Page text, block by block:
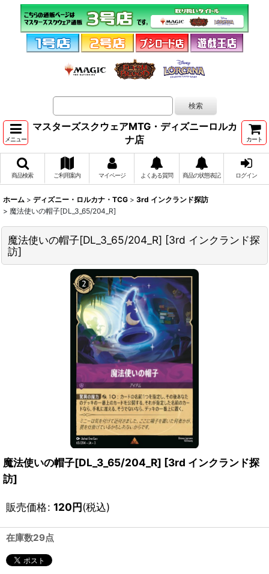
メニュー
マスターズスクウェアMTG・ディズニーロルカ
ナ店
カート
商品検索 ご利用案内 マイページ よくある質問 商品の状態表記 ログイン
ホーム > ディズニー・ロルカナ・TCG > 3rd インクランド探訪
> 魔法使いの帽子[DL_3_65/204_R]
魔法使いの帽子[DL_3_65/204_R] [3rd インクランド探
訪]
魔法使いの帽子[DL_3_65/204_R] [3rd インクランド探
訪]
販売価格: 120円(税込)
在庫数29点